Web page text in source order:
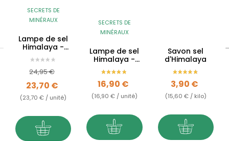
SECRETS DE
MINÉRAUX
Lampe de sel
Himalaya -
5kg 7kg
Prix de base
24,95 €
23,70 €
(23,70 € / unité)
SECRETS DE
MINÉRAUX
Lampe de sel
Himalaya -
2kg à 3kg
Prix
16,90 €
(16,90 € / unité)
Savon sel
d'Himalaya
Prix
3,90 €
(15,60 € / kilo)